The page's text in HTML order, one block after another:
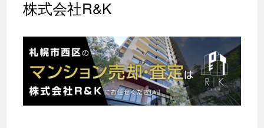
株式会社R&K